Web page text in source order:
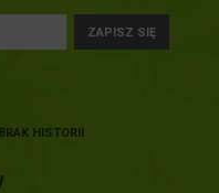
ZAPISZ SIĘ
HISTORII